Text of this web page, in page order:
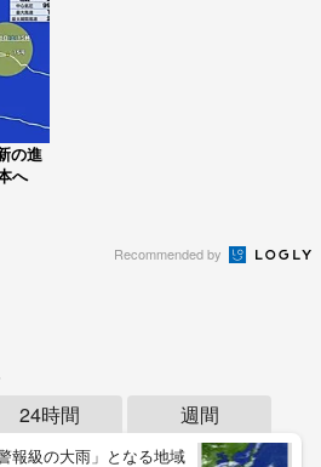
の進
へ
Recommended by
24時間 週間
報級の大雨」となる地域